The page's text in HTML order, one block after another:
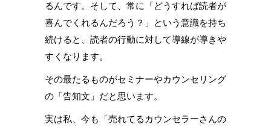
るんです。そして、常に「どうすれば読者が
喜んでくれるんだろう？」という意識を持ち
続けると、読者の行動に対して導線が導きや
すくなります。
その最たるものがセミナーやカウンセリング
の「告知文」だと思います。
実は私、今も「売れてるカウンセラーさんの